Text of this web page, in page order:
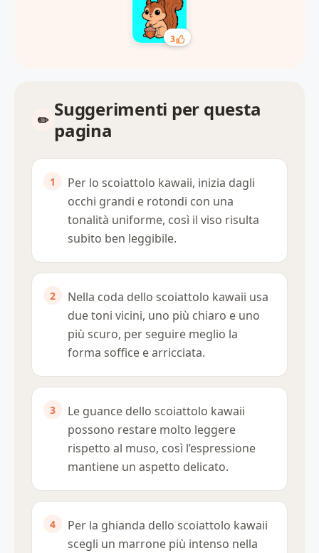
3
Suggerimenti per questa
pagina
Per lo scoiattolo kawaii, inizia dagli
occhi grandi e rotondi con una
tonalità uniforme, così il viso risulta
subito ben leggibile.
Nella coda dello scoiattolo kawaii usa
due toni vicini, uno più chiaro e uno
più scuro, per seguire meglio la
forma soffice e arricciata.
Le guance dello scoiattolo kawaii
possono restare molto leggere
rispetto al muso, così l’espressione
mantiene un aspetto delicato.
Per la ghianda dello scoiattolo kawaii
scegli un marrone più intenso nella